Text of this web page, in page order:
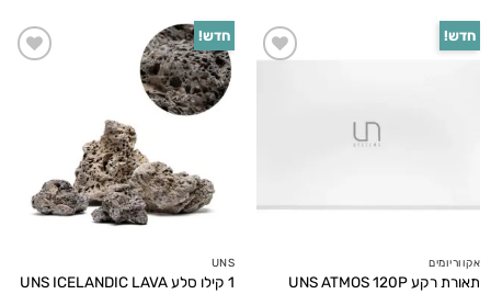
חדש!
אקווריומים
תאורת רקע UNS ATMOS 120P
חדש!
UNS
1 קילו סלע UNS ICELANDIC LAVA